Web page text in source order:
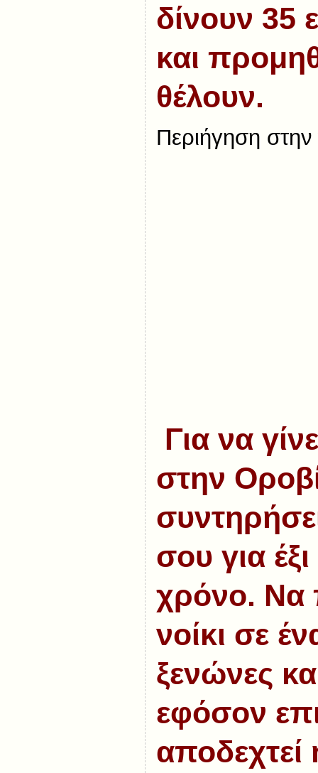
δίνουν 35
και
θέλουν.
Περιήγηση
Για να
στην
σου για
χρόνο. Να
νοίκι σε
ξενώνες
εφόσον